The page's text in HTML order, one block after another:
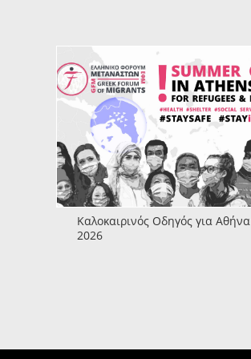
Καλοκαιρινός Οδηγός για Αθήνα
2026